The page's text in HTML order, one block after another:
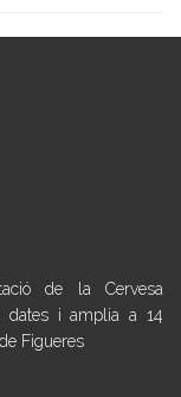
de la Cervesa
dates i amplia a 14
Figueres